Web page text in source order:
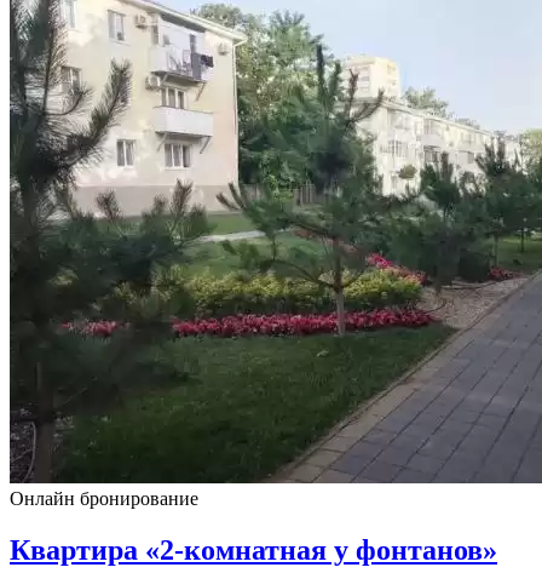
Онлайн бронирование
Квартира «2-комнатная у фонтанов»